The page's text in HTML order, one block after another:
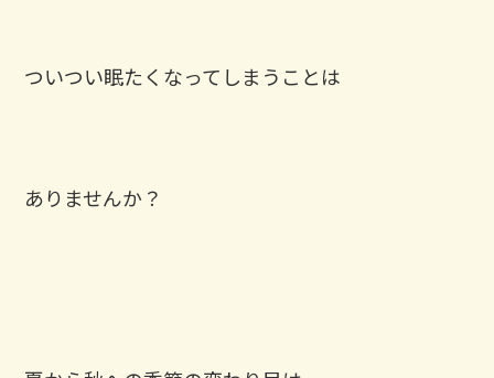
ついつい眠たくなってしまうことは
ありませんか？